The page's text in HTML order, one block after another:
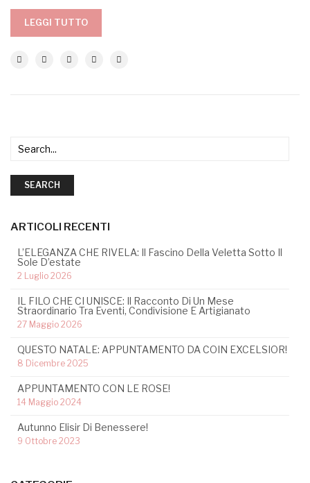
LEGGI TUTTO
SEARCH
ARTICOLI RECENTI
L’ELEGANZA CHE RIVELA: Il Fascino Della Veletta Sotto Il
Sole D’estate
2 Luglio 2026
IL FILO CHE CI UNISCE: Il Racconto Di Un Mese
Straordinario Tra Eventi, Condivisione E Artigianato
27 Maggio 2026
QUESTO NATALE: APPUNTAMENTO DA COIN EXCELSIOR!
8 Dicembre 2025
APPUNTAMENTO CON LE ROSE!
14 Maggio 2024
Autunno Elisir Di Benessere!
9 Ottobre 2023